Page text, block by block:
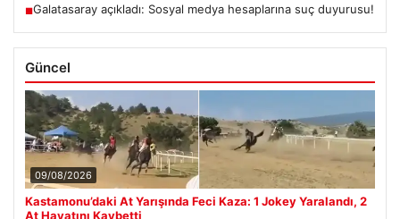
■Galatasaray açıkladı: Sosyal medya hesaplarına suç duyurusu!
Güncel
09/08/2026
Kastamonu’daki At Yarışında Feci Kaza: 1 Jokey Yaralandı, 2
At Hayatını Kaybetti